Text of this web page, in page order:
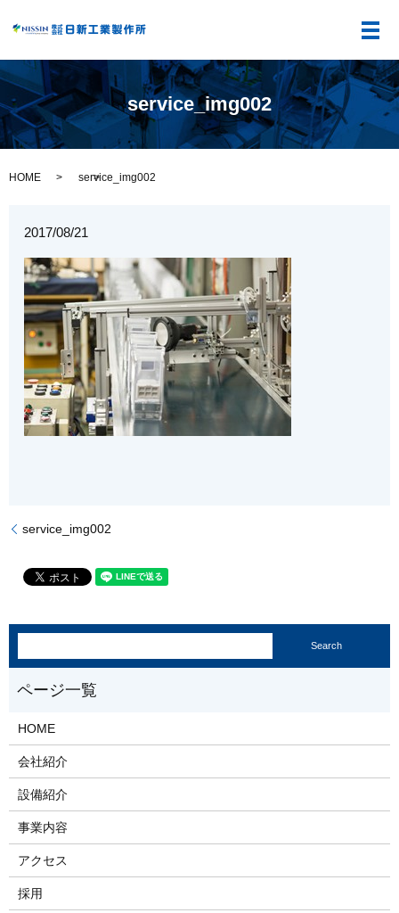
メ
service_img002
HOME service_img002
2017/08/21
service_img002
HOME
会社紹介
設備紹介
事業内容
アクセス
採用